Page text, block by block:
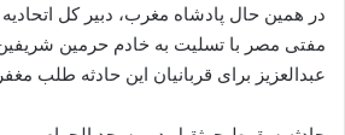
در همین حال پادشاه مغرب، دبیر کل
مفتی مصر با تسلیت به خادم حرمین
عبدالعزیز برای قربانیان این حادثه طلب